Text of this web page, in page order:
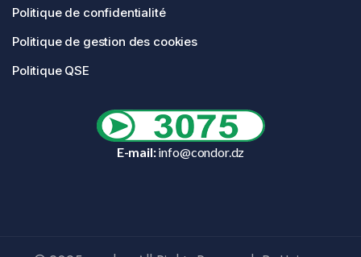
Politique de confidentialité
Politique de gestion des cookies
Politique QSE
E-mail:info@condor.dz